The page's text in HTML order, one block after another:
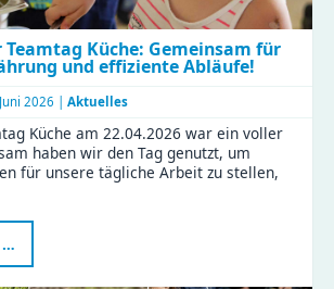
Küche: Gemeinsam für
und effiziente Abläufe!
2026 | Aktuelles
Küche am 22.04.2026 war ein voller
haben wir den Tag genutzt, um
für unsere tägliche Arbeit zu stellen,
…
Teamtag